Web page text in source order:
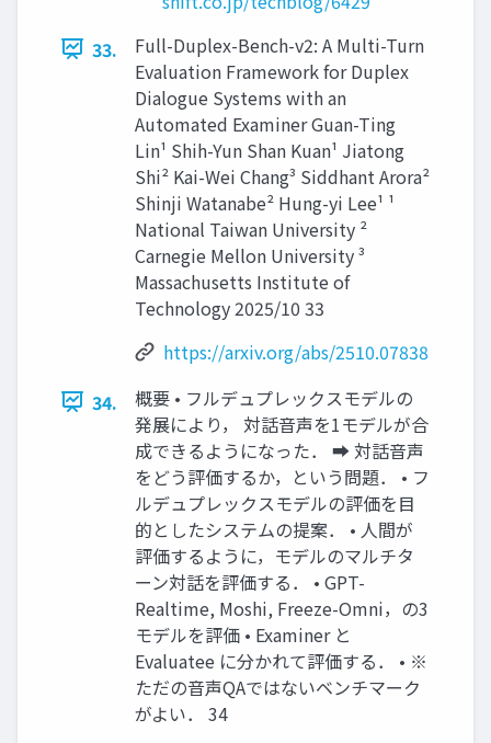
33.
Full-Duplex-Bench-v2: A Multi-Turn
Evaluation Framework for Duplex
Dialogue Systems with an
Automated Examiner Guan-Ting
Lin¹ Shih-Yun Shan Kuan¹ Jiatong
Shi² Kai-Wei Chang³ Siddhant Arora²
Shinji Watanabe² Hung-yi Lee¹ ¹
National Taiwan University ²
Carnegie Mellon University ³
Massachusetts Institute of
Technology 2025/10 33
https://arxiv.org/abs/2510.07838
34.
概要 • フルデュプレックスモデルの
発展により， 対話音声を1モデルが合
成できるようになった． ➡ 対話音声
をどう評価するか，という問題． • フ
ルデュプレックスモデルの評価を目
的としたシステムの提案． • 人間が
評価するように，モデルのマルチタ
ーン対話を評価する． • GPT-
Realtime, Moshi, Freeze-Omni，の3
モデルを評価 • Examiner と
Evaluatee に分かれて評価する． • ※
ただの音声QAではないベンチマーク
がよい． 34